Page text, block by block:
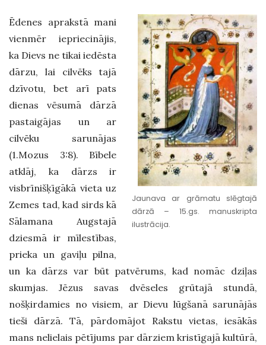
Jaunava ar grāmatu slēgtajā
dārzā – 15.gs. manuskripta
ilustrācija.
Ēdenes aprakstā mani
vienmēr iepriecinājis,
ka Dievs ne tikai iedēsta
dārzu, lai cilvēks tajā
dzīvotu, bet arī pats
dienas vēsumā dārzā
pastaigājas un ar
cilvēku sarunājas
(1.Mozus 3:8). Bībele
atklāj, ka dārzs ir
visbrīnišķīgākā vieta uz
Zemes tad, kad sirds kā
Sālamana Augstajā
dziesmā ir mīlestības,
prieka un gaviļu pilna,
un ka dārzs var būt patvērums, kad nomāc dziļas
skumjas. Jēzus savas dvēseles grūtajā stundā,
nošķirdamies no visiem, ar Dievu lūgšanā sarunājās
tieši dārzā. Tā, pārdomājot Rakstu vietas, iesākās
mans nelielais pētījums par dārziem kristīgajā kultūrā,